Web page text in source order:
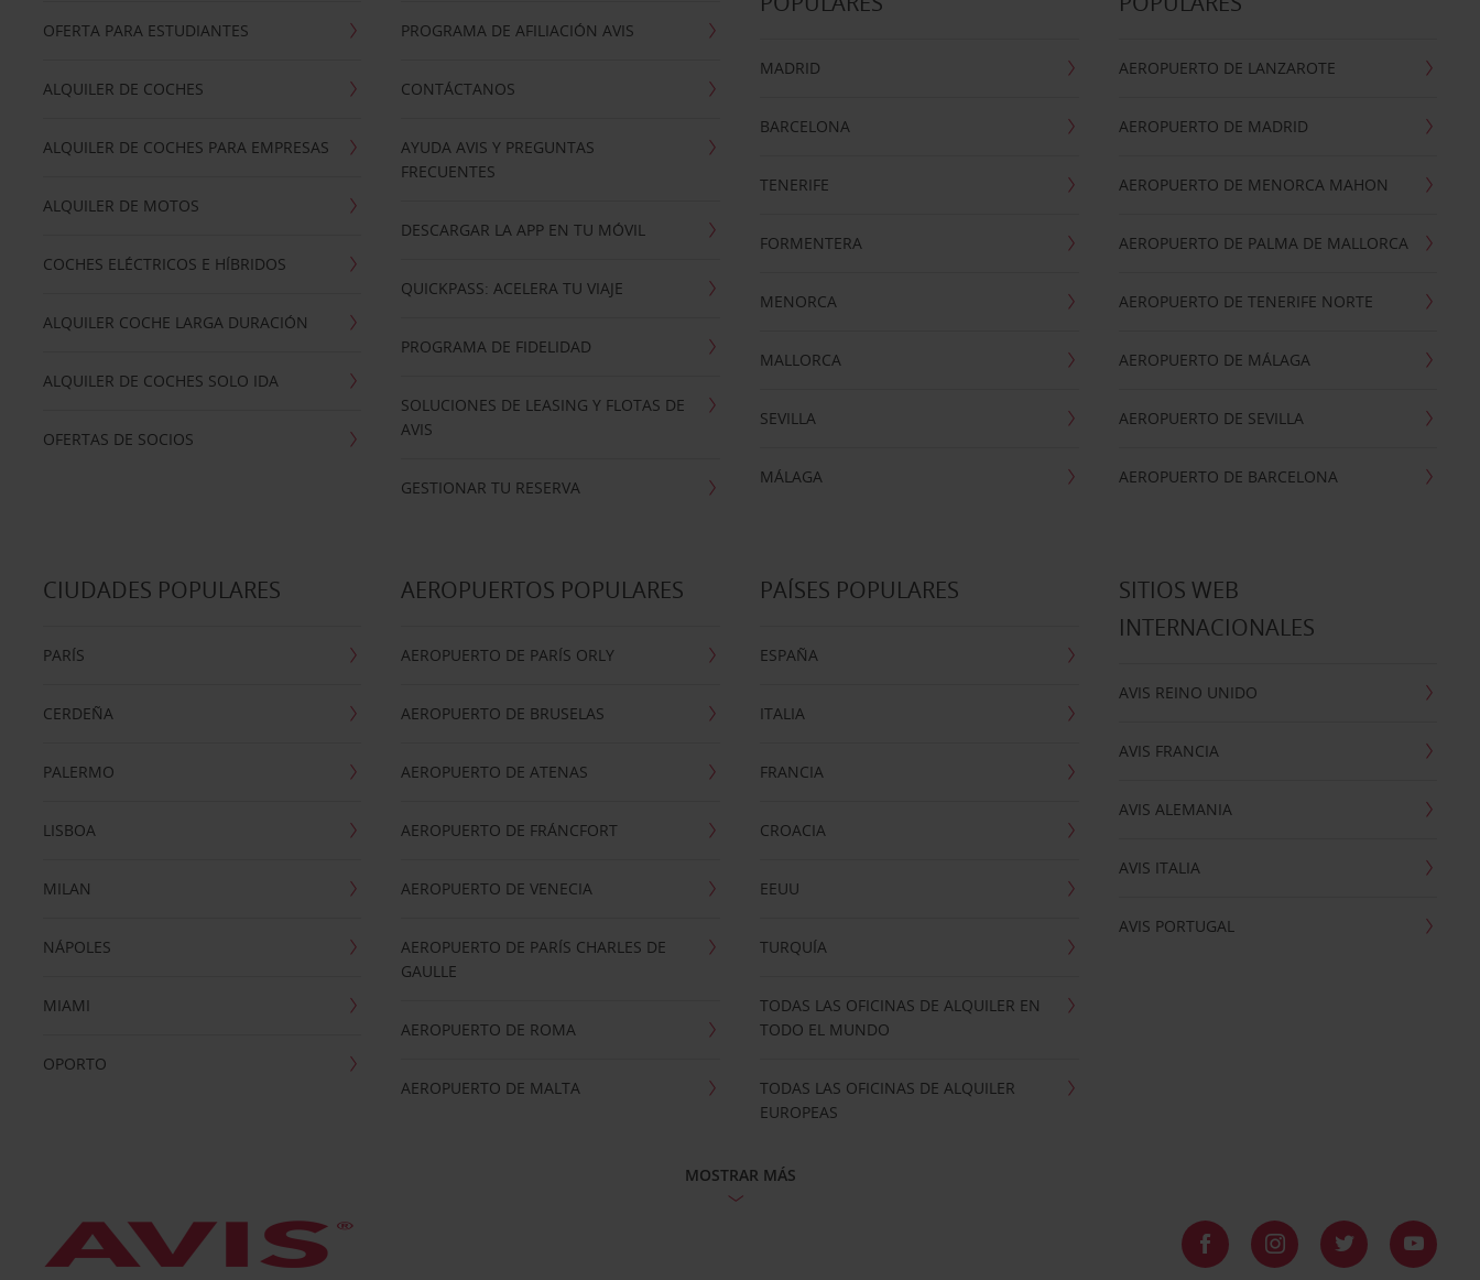
OFERTA PARA ESTUDIANTES
ALQUILER DE COCHES
ALQUILER DE COCHES PARA EMPRESAS
ALQUILER DE MOTOS
COCHES ELÉCTRICOS E HÍBRIDOS
ALQUILER COCHE LARGA DURACIÓN
ALQUILER DE COCHES SOLO IDA
OFERTAS DE SOCIOS
PROGRAMA DE AFILIACIÓN AVIS
CONTÁCTANOS
AYUDA AVIS Y PREGUNTAS
FRECUENTES
DESCARGAR LA APP EN TU MÓVIL
QUICKPASS: ACELERA TU VIAJE
PROGRAMA DE FIDELIDAD
SOLUCIONES DE LEASING Y FLOTAS DE
AVIS
GESTIONAR TU RESERVA
MADRID
BARCELONA
TENERIFE
FORMENTERA
MENORCA
MALLORCA
SEVILLA
MÁLAGA
AEROPUERTO DE LANZAROTE
AEROPUERTO DE MADRID
AEROPUERTO DE MENORCA MAHON
AEROPUERTO DE PALMA DE MALLORCA
AEROPUERTO DE TENERIFE NORTE
AEROPUERTO DE MÁLAGA
AEROPUERTO DE SEVILLA
AEROPUERTO DE BARCELONA
CIUDADES POPULARES
PARÍS
CERDEÑA
PALERMO
LISBOA
MILAN
NÁPOLES
MIAMI
OPORTO
AEROPUERTOS POPULARES
AEROPUERTO DE PARÍS ORLY
AEROPUERTO DE BRUSELAS
AEROPUERTO DE ATENAS
AEROPUERTO DE FRÁNCFORT
AEROPUERTO DE VENECIA
AEROPUERTO DE PARÍS CHARLES DE
GAULLE
AEROPUERTO DE ROMA
AEROPUERTO DE MALTA
PAÍSES POPULARES
ESPAÑA
ITALIA
FRANCIA
CROACIA
EEUU
TURQUÍA
TODAS LAS OFICINAS DE ALQUILER EN
TODO EL MUNDO
TODAS LAS OFICINAS DE ALQUILER
EUROPEAS
SITIOS WEB
INTERNACIONALES
AVIS REINO UNIDO
AVIS FRANCIA
AVIS ALEMANIA
AVIS ITALIA
AVIS PORTUGAL
MOSTRAR MÁS